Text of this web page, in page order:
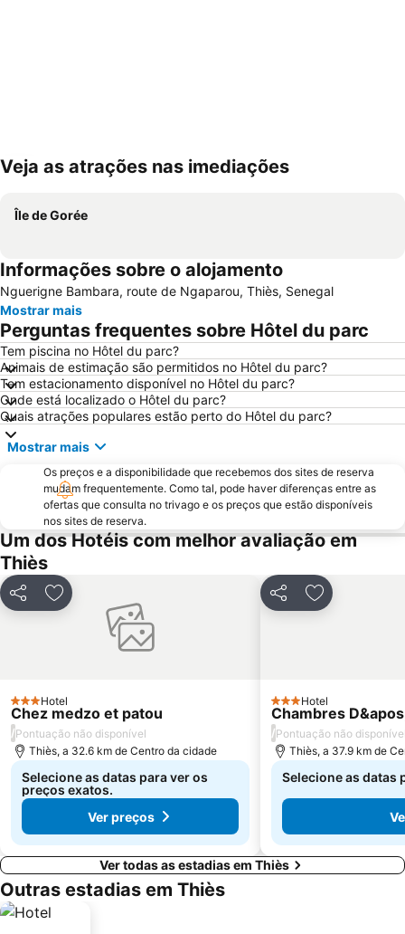
Ampliar mapa
Veja as atrações nas imediações
Île de Gorée
Informações sobre o alojamento
Nguerigne Bambara, route de Ngaparou, Thiès, Senegal
Mostrar mais
Perguntas frequentes sobre Hôtel du parc
Tem piscina no Hôtel du parc?
Animais de estimação são permitidos no Hôtel du parc?
Tem estacionamento disponível no Hôtel du parc?
Onde está localizado o Hôtel du parc?
Quais atrações populares estão perto do Hôtel du parc?
Mostrar mais
Os preços e a disponibilidade que recebemos dos sites de reserva
mudam frequentemente. Como tal, pode haver diferenças entre as
ofertas que consulta no trivago e os preços que estão disponíveis
nos sites de reserva.
Um dos Hotéis com melhor avaliação em
Thiès
PartilharAdicionar aos favoritos
3 Estrelas
Hotel
Chez medzo et patou
/Pontuação não disponível
Thiès, a 32.6 km de Centro da cidade
Selecione as datas para ver os
preços exatos.
Ver preços
PartilharAdicionar
3 Estrelas
Hotel
Chambres
/Pontuação não
Thiès, a 37.9 km de
Selecione as datas
Ver todas as estadias em Thiès
Outras estadias em Thiès